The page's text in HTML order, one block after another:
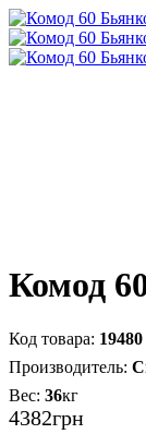
Комод
19480
36кг
4382грн